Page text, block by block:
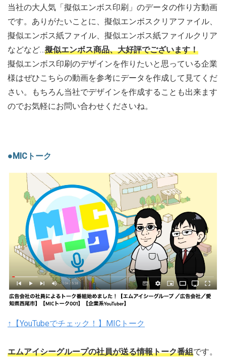
当社の大人気「擬似エンボス印刷」のデータの作り方動画
です。ありがたいことに、擬似エンボスクリアファイル、
擬似エンボス紙ファイル、擬似エンボス紙ファイルクリア
などなど…擬似エンボス商品、大好評でございます！
擬似エンボス印刷のデザインを作りたいと思っている企業
様はぜひこちらの動画を参考にデータを作成して見てくだ
さい。もちろん当社でデザインを作成することも出来ます
のでお気軽にお問い合わせくださいね。
●MICトーク
↑【YouTubeでチェック！】MICトーク
エムアイシーグループの社員が送る情報トーク番組です。